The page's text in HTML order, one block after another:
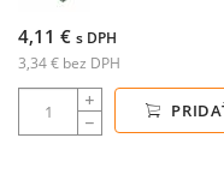
4,11 € s DPH
3,34 € bez DPH